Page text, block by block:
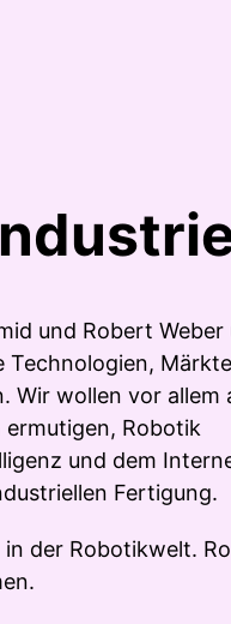
und Robert Weber
Technologien,
Wir wollen vor allem
Robotik
und dem
Fertigung.
der Robotikwelt.